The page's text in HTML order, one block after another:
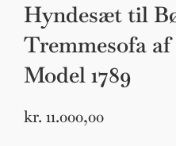
Hyndesæt til
Tremmesofa
Model 1789
kr. 11.000,00